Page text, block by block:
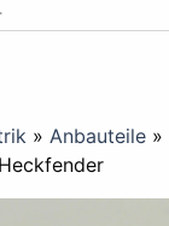
» Anbauteile »